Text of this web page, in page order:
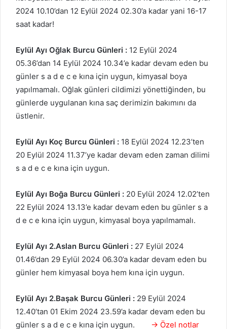
2024 10.10’dan 12 Eylül 2024 02.30’a kadar yani 16-17
saat kadar!
Eylül Ayı Oğlak Burcu Günleri : 12 Eylül 2024
05.36’dan 14 Eylül 2024 10.34’e kadar devam eden bu
günler s a d e c e kına için uygun, kimyasal boya
yapılmamalı. Oğlak günleri cildimizi yönettiğinden, bu
günlerde uygulanan kına saç derimizin bakımını da
üstlenir.
Eylül Ayı Koç Burcu Günleri : 18 Eylül 2024 12.23’ten
20 Eylül 2024 11.37’ye kadar devam eden zaman dilimi
s a d e c e kına için uygun.
Eylül Ayı Boğa Burcu Günleri : 20 Eylül 2024 12.02’ten
22 Eylül 2024 13.13’e kadar devam eden bu günler s a
d e c e kına için uygun, kimyasal boya yapılmamalı.
Eylül Ayı 2.Aslan Burcu Günleri : 27 Eylül 2024
01.46’dan 29 Eylül 2024 06.30’a kadar devam eden bu
günler hem kimyasal boya hem kına için uygun.
Eylül Ayı 2.Başak Burcu Günleri : 29 Eylül 2024
12.40’tan 01 Ekim 2024 23.59’a kadar devam eden bu
günler s a d e c e kına için uygun.
→ Özel notlar